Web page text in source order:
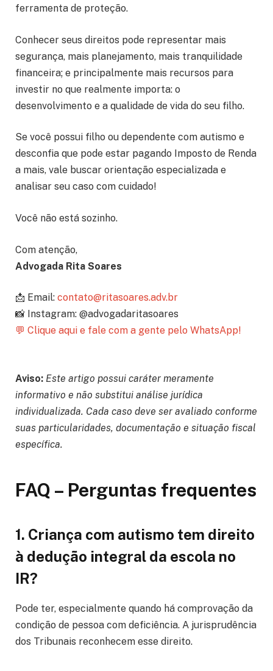
ferramenta de proteção.
Conhecer seus direitos pode representar mais
segurança, mais planejamento, mais tranquilidade
financeira; e principalmente mais recursos para
investir no que realmente importa: o
desenvolvimento e a qualidade de vida do seu filho.
Se você possui filho ou dependente com autismo e
desconfia que pode estar pagando Imposto de Renda
a mais, vale buscar orientação especializada e
analisar seu caso com cuidado!
Você não está sozinho.
Com atenção,
Advogada Rita Soares
📩 Email: contato@ritasoares.adv.br
📸 Instagram: @advogadaritasoares
💬 Clique aqui e fale com a gente pelo WhatsApp!
Aviso: Este artigo possui caráter meramente
informativo e não substitui análise jurídica
individualizada. Cada caso deve ser avaliado conforme
suas particularidades, documentação e situação fiscal
específica.
FAQ – Perguntas frequentes
1. Criança com autismo tem direito
à dedução integral da escola no
IR?
Pode ter, especialmente quando há comprovação da
condição de pessoa com deficiência. A jurisprudência
dos Tribunais reconhecem esse direito.